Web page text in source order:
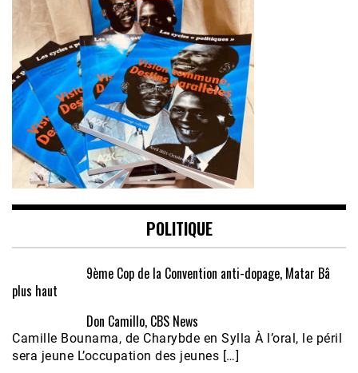
POLITIQUE
9ème Cop de la Convention anti-dopage, Matar Bâ
plus haut
Don Camillo, CBS News
Camille Bounama, de Charybde en Sylla À l’oral, le péril
sera jeune L’occupation des jeunes […]